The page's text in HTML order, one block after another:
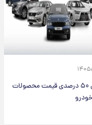
۲۷
جهش ۵۰ درصدی قیمت‌ محصولات